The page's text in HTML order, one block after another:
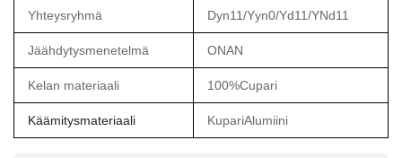
Yhteysryhmä Dyn11/Yyn0/Yd11/YNd11
Jäähdytysmenetelmä ONAN
Kelan materiaali 100%Cupari
Käämitysmateriaali KupariAlumiini